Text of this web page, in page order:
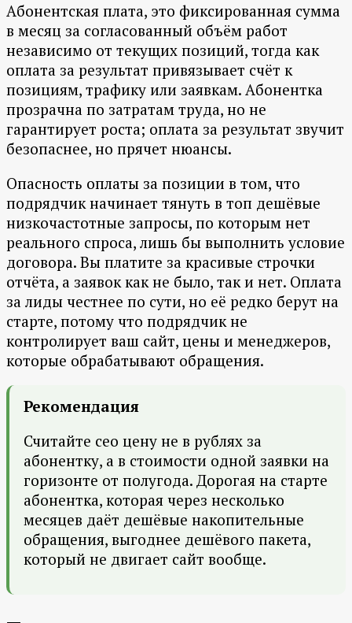
Абонентская плата, это фиксированная сумма
в месяц за согласованный объём работ
независимо от текущих позиций, тогда как
оплата за результат привязывает счёт к
позициям, трафику или заявкам. Абонентка
прозрачна по затратам труда, но не
гарантирует роста; оплата за результат звучит
безопаснее, но прячет нюансы.
Опасность оплаты за позиции в том, что
подрядчик начинает тянуть в топ дешёвые
низкочастотные запросы, по которым нет
реального спроса, лишь бы выполнить условие
договора. Вы платите за красивые строчки
отчёта, а заявок как не было, так и нет. Оплата
за лиды честнее по сути, но её редко берут на
старте, потому что подрядчик не
контролирует ваш сайт, цены и менеджеров,
которые обрабатывают обращения.
Рекомендация
Считайте сео цену не в рублях за
абонентку, а в стоимости одной заявки на
горизонте от полугода. Дорогая на старте
абонентка, которая через несколько
месяцев даёт дешёвые накопительные
обращения, выгоднее дешёвого пакета,
который не двигает сайт вообще.